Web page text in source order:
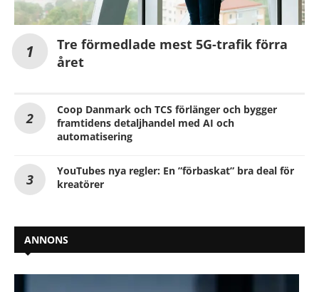
Tre förmedlade mest 5G-trafik förra
året
Coop Danmark och TCS förlänger och bygger
framtidens detaljhandel med AI och
automatisering
YouTubes nya regler: En ”förbaskat” bra deal för
kreatörer
ANNONS